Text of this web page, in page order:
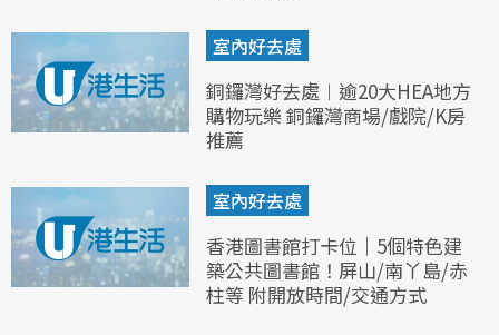
室內好去處
銅鑼灣好去處︱逾20大HEA地方
購物玩樂 銅鑼灣商場/戲院/K房
推薦
室內好去處
香港圖書館打卡位｜5個特色建
築公共圖書館！屏山/南丫島/赤
柱等 附開放時間/交通方式